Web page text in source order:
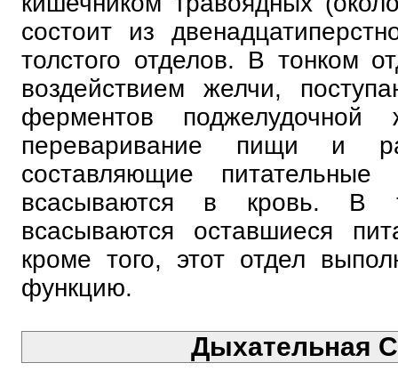
состоит из
толстого отделов. В тонком
воздействием желчи,
ферментов поджелудочной
переваривание пищи и
составляющие
всасываются в кровь. В
всасываются оставшиеся
кроме того, этот отдел
функцию.
Дыхательная